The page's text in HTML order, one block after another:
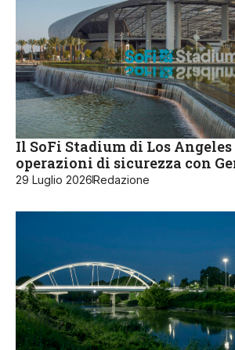
Il SoFi Stadium di Los
operazioni di sicurezza con
29 Luglio 2026Redazione